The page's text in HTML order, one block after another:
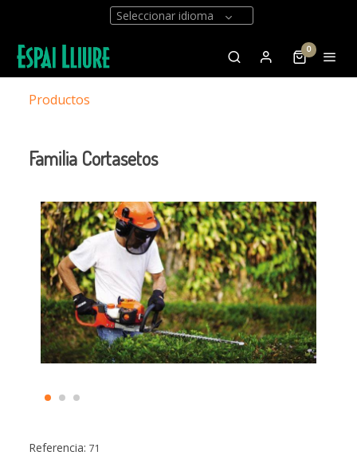
Seleccionar idioma
0
Productos
Familia Cortasetos
Referencia: 71